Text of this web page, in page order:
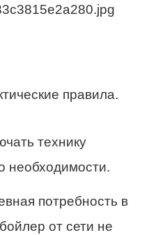
правила.
технику
необходимости.
потребность в
от сети не